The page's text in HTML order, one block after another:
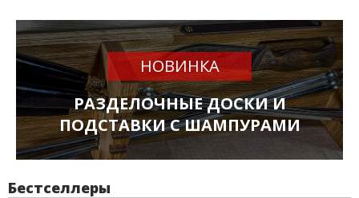
НОВИНКА
РАЗДЕЛОЧНЫЕ ДОСКИ И
ПОДСТАВКИ С ШАМПУРАМИ
Бестселлеры